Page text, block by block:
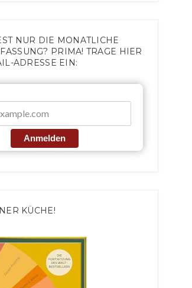
NUR DIE MONATLICHE
PRIMA! TRAGE HIER
ADRESSE EIN:
Anmelden
KÜCHE!